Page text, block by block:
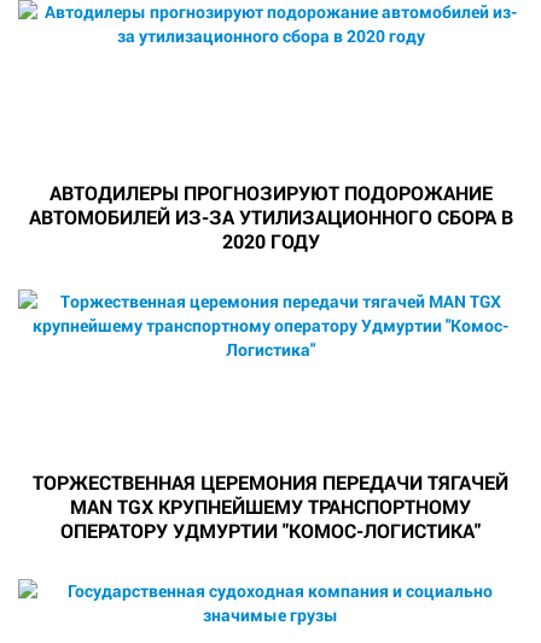
АВТОДИЛЕРЫ ПРОГНОЗИРУЮТ ПОДОРОЖАНИЕ
АВТОМОБИЛЕЙ ИЗ-ЗА УТИЛИЗАЦИОННОГО СБОРА В
2020 ГОДУ
ТОРЖЕСТВЕННАЯ ЦЕРЕМОНИЯ ПЕРЕДАЧИ ТЯГАЧЕЙ
MAN TGX КРУПНЕЙШЕМУ ТРАНСПОРТНОМУ
ОПЕРАТОРУ УДМУРТИИ "КОМОС-ЛОГИСТИКА"